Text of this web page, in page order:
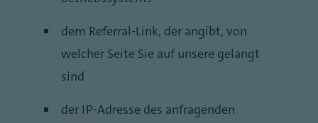
dem Referral-Link, der angibt, von
welcher Seite Sie auf unsere gelangt
sind
der IP-Adresse des anfragenden